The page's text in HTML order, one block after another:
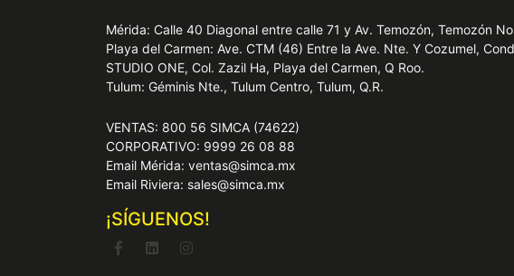
Mérida: Calle 40 Diagonal entre calle 71 y Av. Temozón, Temozón
Playa del Carmen: Ave. CTM (46) Entre la Ave. Nte. Y Cozumel,
STUDIO ONE, Col. Zazil Ha, Playa del Carmen, Q Roo.
Tulum: Géminis Nte., Tulum Centro, Tulum, Q.R.
VENTAS: 800 56 SIMCA (74622)
CORPORATIVO: 9999 26 08 88
Email Mérida: ventas@simca.mx
Email Riviera: sales@simca.mx
¡SÍGUENOS!